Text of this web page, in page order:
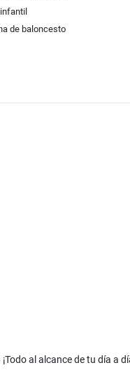
de baloncesto
¡Todo al alcance de tu día a